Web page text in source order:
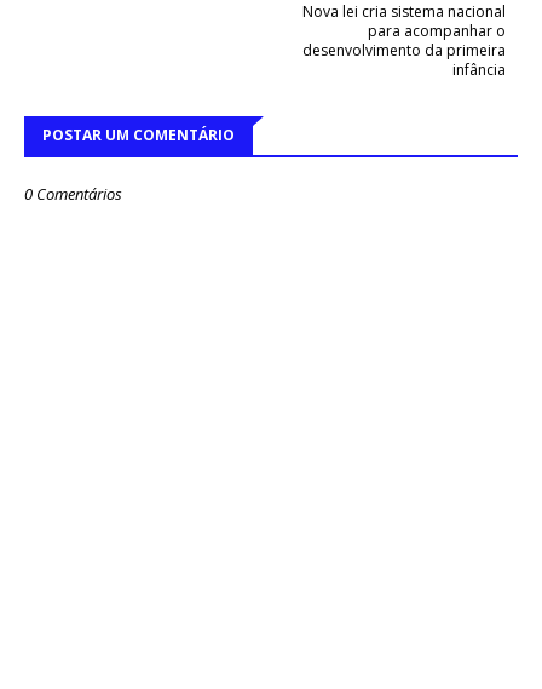
Nova lei cria sistema nacional
para acompanhar o
desenvolvimento da primeira
infância
POSTAR UM COMENTÁRIO
0 Comentários